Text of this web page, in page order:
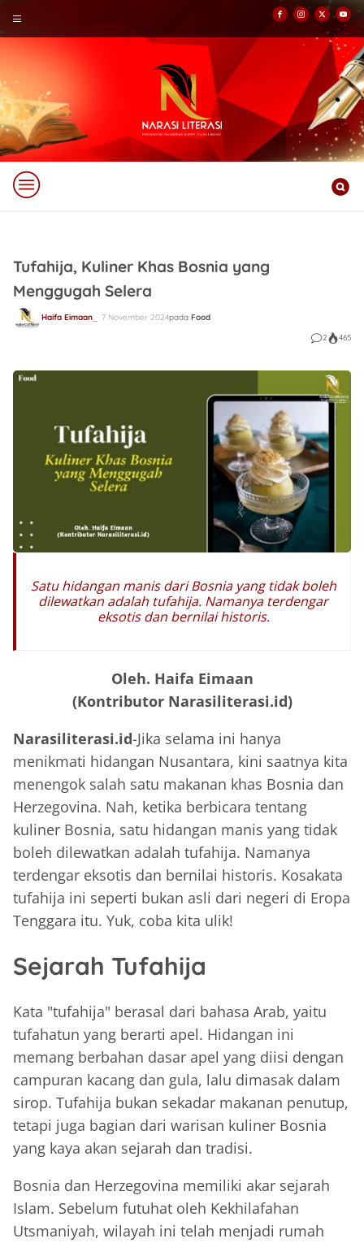
Tufahija, Kuliner Khas Bosnia yang
Menggugah Selera
Haifa Eimaan 7 November 2024pada Food
2
465
Satu hidangan manis dari Bosnia yang tidak boleh
dilewatkan adalah tufahija. Namanya terdengar
eksotis dan bernilai historis.
Oleh. Haifa Eimaan
(Kontributor Narasiliterasi.id)
Narasiliterasi.id-Jika selama ini hanya
menikmati hidangan Nusantara, kini saatnya kita
menengok salah satu makanan khas Bosnia dan
Herzegovina. Nah, ketika berbicara tentang
kuliner Bosnia, satu hidangan manis yang tidak
boleh dilewatkan adalah tufahija. Namanya
terdengar eksotis dan bernilai historis. Kosakata
tufahija ini seperti bukan asli dari negeri di Eropa
Tenggara itu. Yuk, coba kita ulik!
Sejarah Tufahija
Kata "tufahija" berasal dari bahasa Arab, yaitu
tufahatun yang berarti apel. Hidangan ini
memang berbahan dasar apel yang diisi dengan
campuran kacang dan gula, lalu dimasak dalam
sirop. Tufahija bukan sekadar makanan penutup,
tetapi juga bagian dari warisan kuliner Bosnia
yang kaya akan sejarah dan tradisi.
Bosnia dan Herzegovina memiliki akar sejarah
Islam. Sebelum futuhat oleh Kekhilafahan
Utsmaniyah, wilayah ini telah menjadi rumah